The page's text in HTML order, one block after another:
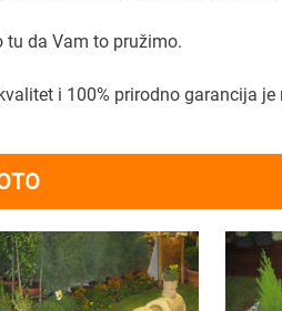
tu da Vam to pružimo.
i 100% prirodno garancija je